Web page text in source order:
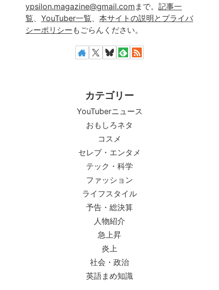
ypsilon.magazine@gmail.com まで。 記事一
覧
YouTuber一覧
本サイトの説明とプライバ
シーポリシー もごらんください。
カテゴリー
YouTuberニュース
おもしろネタ
コスメ
セレブ・エンタメ
テック・科学
ファッション
ライフスタイル
予告・総決算
人物紹介
急上昇
炎上
社会・政治
英語まめ知識